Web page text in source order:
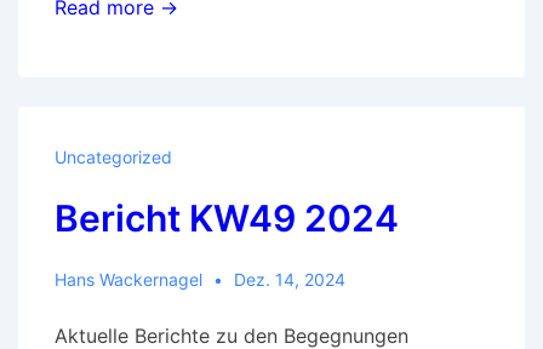
Q-
Read more →
Uncategorized
Bericht KW49 2024
Hans Wackernagel Dez. 14, 2024
Aktuelle Berichte zu den Begegnungen